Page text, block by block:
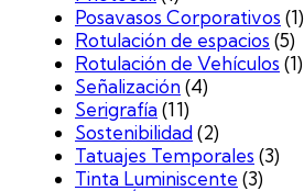
Posavasos Corporativos (1)
Rotulación de espacios (5)
Rotulación de Vehículos (1)
Señalización(4)
Serigrafía(11)
Sostenibilidad(2)
Tatuajes Temporales (3)
Tinta Luminiscente (3)